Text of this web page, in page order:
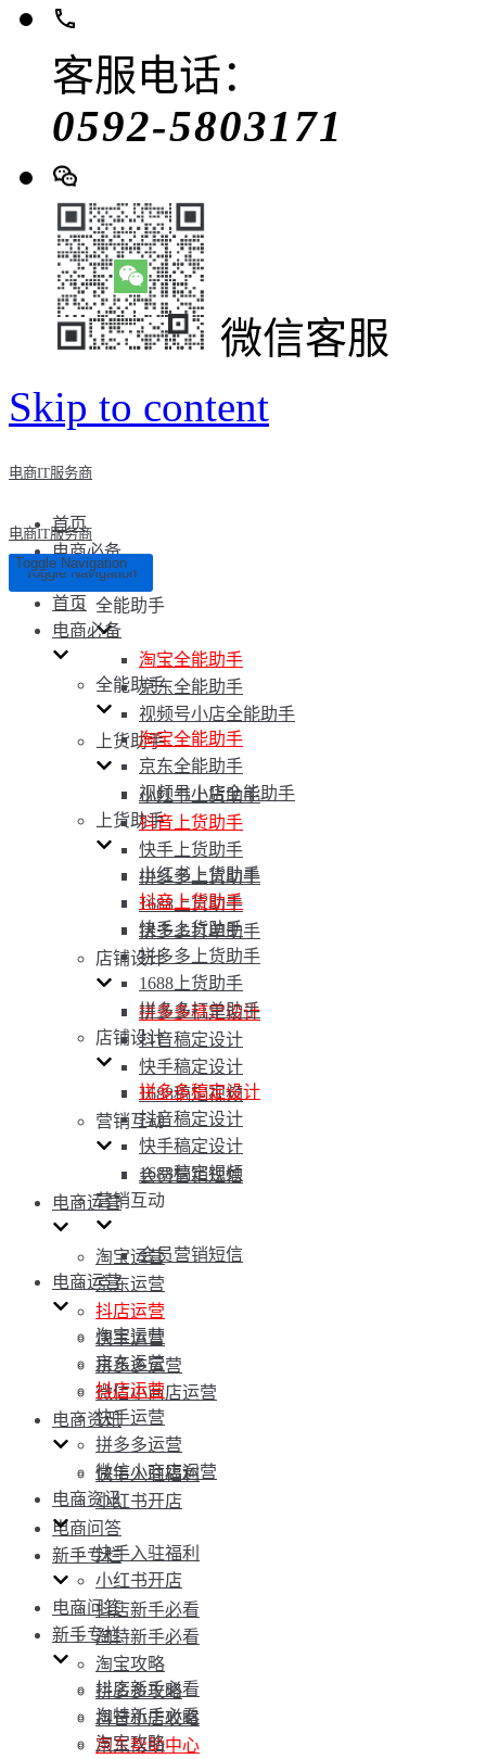
客服电话：
0592-5803171
微信客服
Skip to content
电商IT服务商
首页
电商必备
全能助手
淘宝全能助手
京东全能助手
视频号小店全能助手
上货助手
小红书上货助手
抖音上货助手
快手上货助手
拼多多上货助手
1688上货助手
拼多多打单助手
店铺设计
拼多多稿定设计
抖音稿定设计
快手稿定设计
1688稿定视频
营销互动
会员营销短信
电商运营
淘宝运营
京东运营
抖店运营
快手运营
拼多多运营
微信小商店运营
电商资讯
快手入驻福利
小红书开店
电商问答
新手专栏
抖店新手必看
淘特新手必看
淘宝攻略
拼多多攻略
抖音小店攻略
京东帮助中心
电商IT服务商
Toggle Navigation
Toggle Navigation
首页
电商必备
全能助手
淘宝全能助手
京东全能助手
视频号小店全能助手
上货助手
小红书上货助手
抖音上货助手
快手上货助手
拼多多上货助手
1688上货助手
拼多多打单助手
店铺设计
拼多多稿定设计
抖音稿定设计
快手稿定设计
1688稿定视频
营销互动
会员营销短信
电商运营
淘宝运营
京东运营
抖店运营
快手运营
拼多多运营
微信小商店运营
电商资讯
快手入驻福利
小红书开店
电商问答
新手专栏
抖店新手必看
淘特新手必看
淘宝攻略